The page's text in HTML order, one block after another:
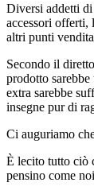
Diversi addetti
accessori offerti,
altri punti
Secondo il
prodotto
extra sarebbe
insegne pur di
Ci auguriamo
È lecito tutto ciò
pensino come